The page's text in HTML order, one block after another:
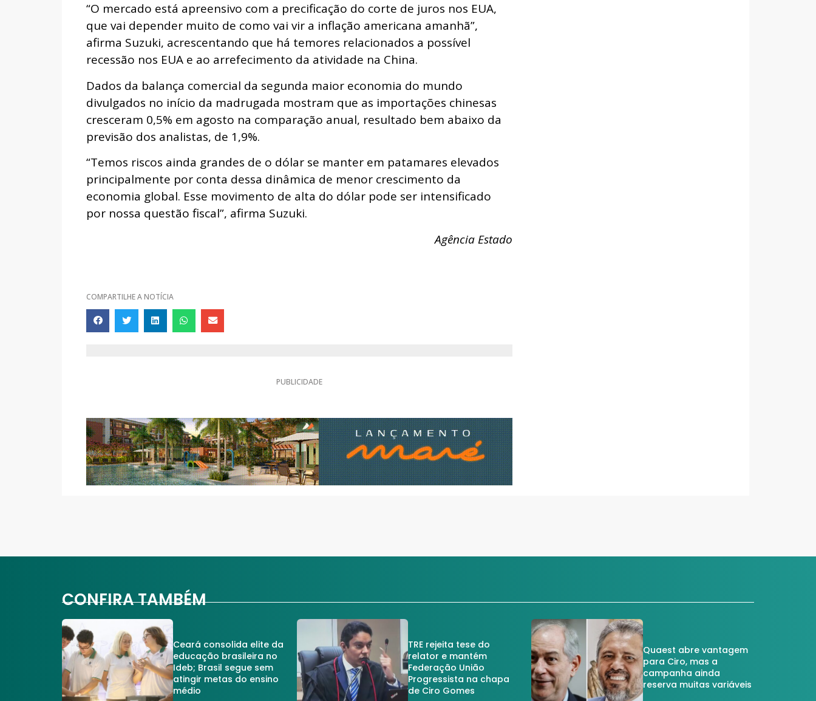
“O mercado está apreensivo com a precificação do corte de juros nos EUA,
que vai depender muito de como vai vir a inflação americana amanhã”,
afirma Suzuki, acrescentando que há temores relacionados a possível
recessão nos EUA e ao arrefecimento da atividade na China.
Dados da balança comercial da segunda maior economia do mundo
divulgados no início da madrugada mostram que as importações chinesas
cresceram 0,5% em agosto na comparação anual, resultado bem abaixo da
previsão dos analistas, de 1,9%.
“Temos riscos ainda grandes de o dólar se manter em patamares elevados
principalmente por conta dessa dinâmica de menor crescimento da
economia global. Esse movimento de alta do dólar pode ser intensificado
por nossa questão fiscal”, afirma Suzuki.
Agência Estado
COMPARTILHE A NOTÍCIA
PUBLICIDADE
CONFIRA TAMBÉM
Ceará consolida elite da
educação brasileira no
Ideb; Brasil segue sem
atingir metas do ensino
médio
TRE rejeita tese do
relator e mantém
Federação União
Progressista na chapa
de Ciro Gomes
Quaest abre vantagem
para Ciro, mas a
campanha ainda
reserva muitas variáveis